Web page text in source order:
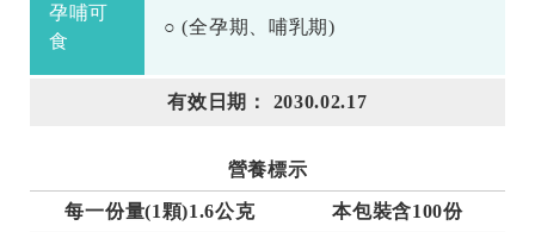
孕哺可
食
○ (全孕期、哺乳期)
有效日期： 2030.02.17
營養標示
每一份量(1顆)1.6公克 本包裝含100份